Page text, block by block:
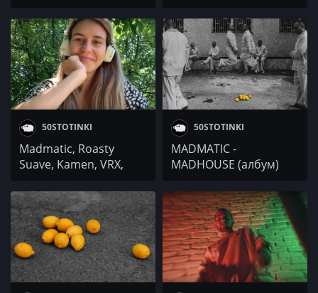
50STOTINKI
Madmatic, Roasty
Suave, Kamen, VRX,
БИЙТА, 1 СЕМПЪЛ от
Mila Robert
50STOTINKI
MADMATIC -
MADHOUSE (албум)